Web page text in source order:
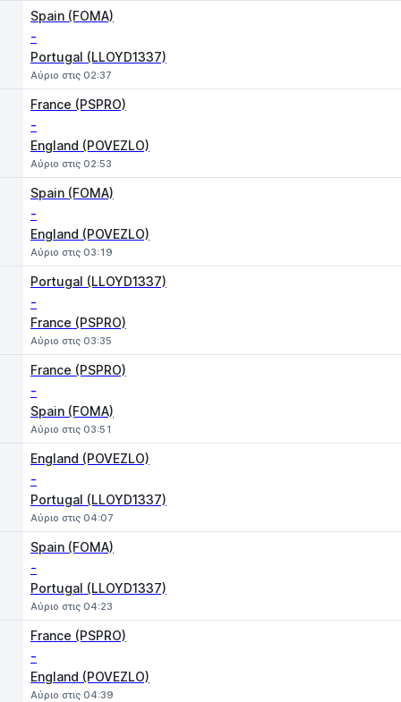
Spain (FOMA)
-
Portugal (LLOYD1337)
Αύριο στις 02:37
France (PSPRO)
-
England (POVEZLO)
Αύριο στις 02:53
Spain (FOMA)
-
England (POVEZLO)
Αύριο στις 03:19
Portugal (LLOYD1337)
-
France (PSPRO)
Αύριο στις 03:35
France (PSPRO)
-
Spain (FOMA)
Αύριο στις 03:51
England (POVEZLO)
-
Portugal (LLOYD1337)
Αύριο στις 04:07
Spain (FOMA)
-
Portugal (LLOYD1337)
Αύριο στις 04:23
France (PSPRO)
-
England (POVEZLO)
Αύριο στις 04:39